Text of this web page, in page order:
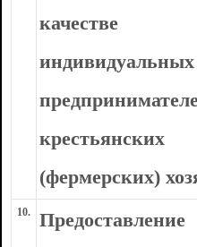
качестве
индивидуальных
крестьянских
(фермерских)
10.
Предоставление